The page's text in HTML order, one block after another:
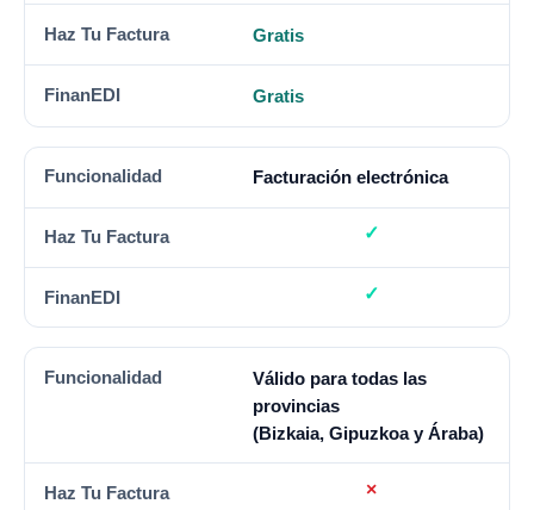
Gratis
Gratis
Facturación electrónica
Válido para todas las
provincias
(Bizkaia, Gipuzkoa y Áraba)